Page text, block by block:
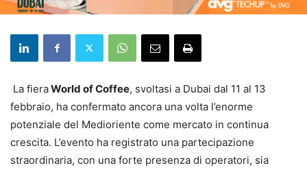
La fieraWorld of Coffee, svoltasi a Dubai dal 11 al 13
febbraio, ha confermato ancora una volta l’enorme
potenziale del Medioriente come mercato in continua
crescita. L’evento ha registrato una partecipazione
straordinaria, con una forte presenza di operatori, sia